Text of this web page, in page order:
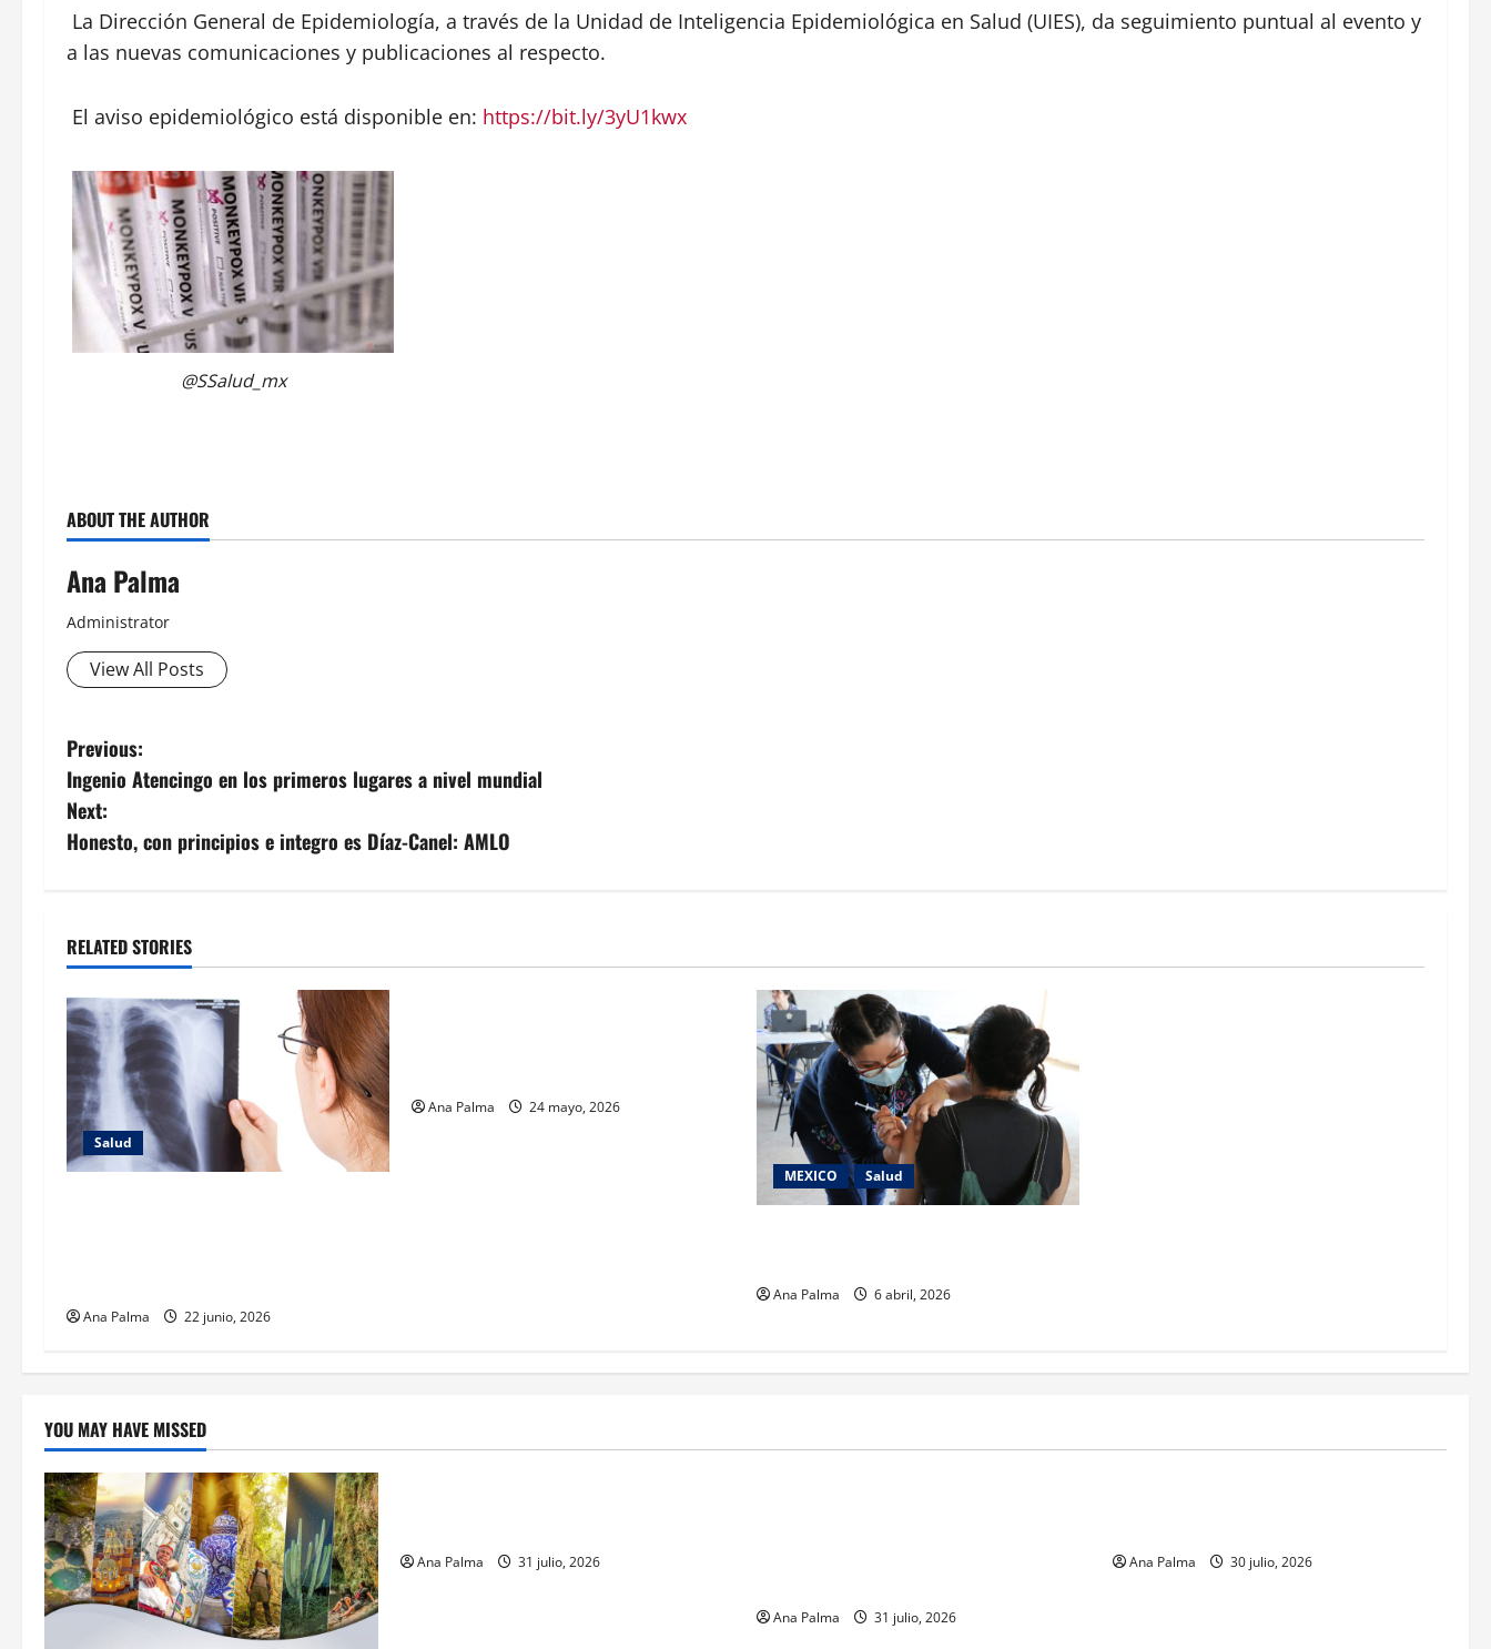
La Dirección General de Epidemiología, a través de la Unidad de Inteligencia Epidemiológica en Salud (UIES), da seguimiento puntual al evento y
a las nuevas comunicaciones y publicaciones al respecto.
El aviso epidemiológico está disponible en: https://bit.ly/3yU1kwx
@SSalud_mx
ABOUT THE AUTHOR
Ana Palma
Administrator
View All Posts
Post
navigation
Previous:
Ingenio Atencingo en los primeros lugares a nivel mundial
Next:
Honesto, con principios e integro es Díaz-Canel: AMLO
RELATED STORIES
Salud
Ana Palma 22 junio, 2026
Ana Palma 24 mayo, 2026
MEXICO Salud
Ana Palma 6 abril, 2026
YOU MAY HAVE MISSED
Ana Palma 31 julio, 2026
Ana Palma 31 julio, 2026
Ana Palma 30 julio, 2026